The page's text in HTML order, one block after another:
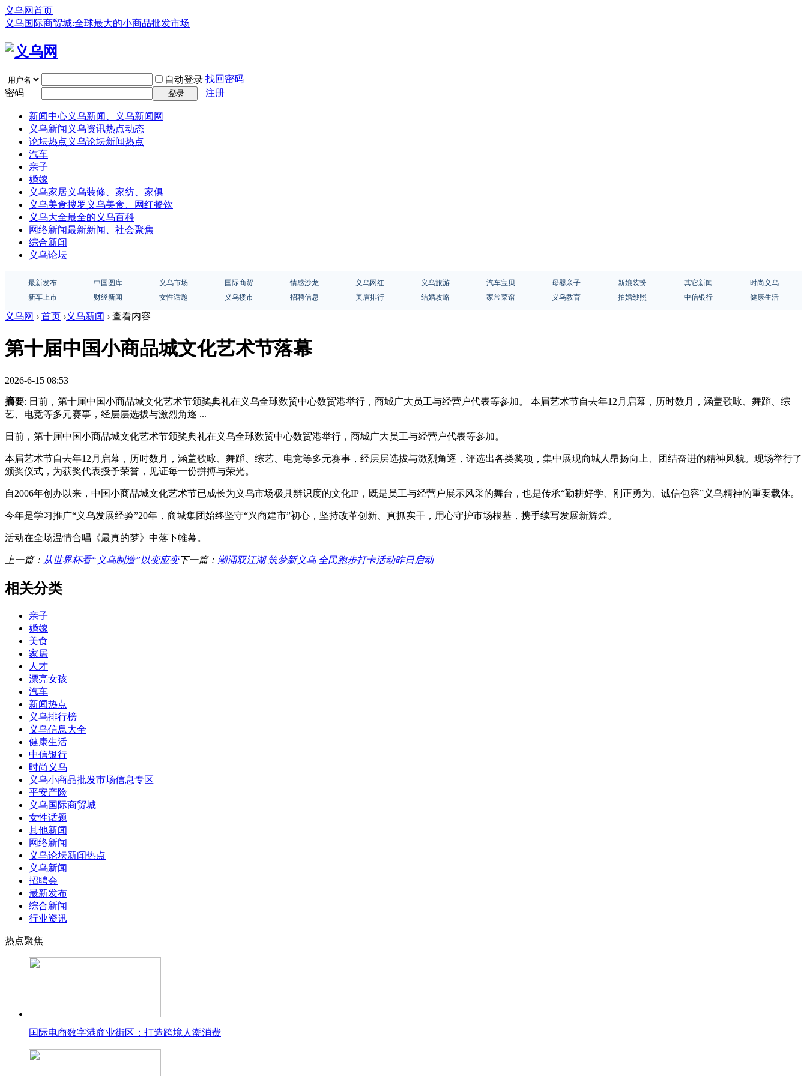
义乌网首页
义乌国际商贸城:全球最大的小商品批发市场
自动登录 找回密码
密码
登录 注册
新闻中心义乌新闻、义乌新闻网
义乌新闻 义乌资讯热点动态
论坛热点 义乌论坛新闻热点
汽车
亲子
婚嫁
义乌家居义乌装修、家纺、家俱
义乌美食搜罗义乌美食、网红餐饮
义乌大全最全的义乌百科
网络新闻最新新闻、社会聚焦
综合新闻
义乌论坛
最新发布 中国图库 义乌市场 国际商贸 情感沙龙 义乌网红 义乌旅游 汽车宝贝 母婴亲子 新娘装扮 其它新闻
时尚义乌
新车上市
财经新闻 女性话题 义乌楼市 招聘信息 美眉排行 结婚攻略 家常菜谱 义乌教育 拍婚纱照 中信银行 健康生活
义乌网 › 首页 ›义乌新闻 › 查看内容
第十届中国小商品城文化艺术节落幕
2026-6-15 08:53
摘要: 日前，第十届中国小商品城文化艺术节颁奖典礼在义乌全球数贸中心数贸港举行，商城广大员工与经营户代表等参加。 本届艺术节自去年12月启幕，历时数月，涵盖歌咏、舞蹈、综
艺、电竞等多元赛事，经层层选拔与激烈角逐 ...
日前，第十届中国小商品城文化艺术节颁奖典礼在义乌全球数贸中心数贸港举行，商城广大员工与经营户代表等参加。
本届艺术节自去年12月启幕，历时数月，涵盖歌咏、舞蹈、综艺、电竞等多元赛事，经层层选拔与激烈角逐，评选出各类奖项，集中展现商城人昂扬向上、团结奋进的精神风貌。现场举行了
颁奖仪式，为获奖代表授予荣誉，见证每一份拼搏与荣光。
自2006年创办以来，中国小商品城文化艺术节已成长为义乌市场极具辨识度的文化IP，既是员工与经营户展示风采的舞台，也是传承“勤耕好学、刚正勇为、诚信包容”义乌精神的重要载体。
今年是学习推广“义乌发展经验”20年，商城集团始终坚守“兴商建市”初心，坚持改革创新、真抓实干，用心守护市场根基，携手续写发展新辉煌。
活动在全场温情合唱《最真的梦》中落下帷幕。
上一篇： 从世界杯看“义乌制造”以变应变下一篇： 潮涌双江湖 筑梦新义乌 全民跑步打卡活动昨日启动
相关分类
亲子
婚嫁
美食
家居
人才
漂亮女孩
汽车
新闻热点
义乌排行榜
义乌信息大全
健康生活
中信银行
时尚义乌
义乌小商品批发市场信息专区
平安产险
义乌国际商贸城
女性话题
其他新闻
网络新闻
义乌论坛新闻热点
义乌新闻
招聘会
最新发布
综合新闻
行业资讯
热点聚焦
国际电商数字港商业街区：打造跨境人潮消费